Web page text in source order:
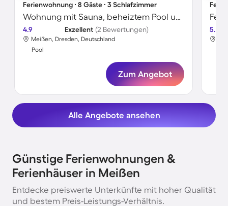
Ferienwohnung ∙ 8 Gäste ∙ 3 Schlafzimmer
Wohnung mit Sauna, beheiztem Pool und Terrasse | Gartenblick
4.9 Exzellent (2 Bewertungen)
Meißen, Dresden, Deutschland
Pool
Zum Angebot
5.0
Alle Angebote ansehen
Günstige Ferienwohnungen &
Ferienhäuser in Meißen
Entdecke preiswerte Unterkünfte mit hoher Qualität
und bestem Preis-Leistungs-Verhältnis.